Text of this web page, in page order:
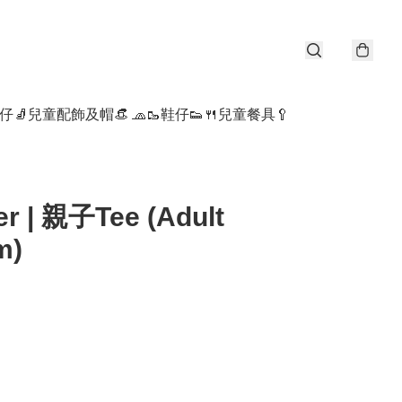
🧦 兒童配飾及帽👒 🧢🥾鞋仔👟 🍴兒童餐具🥄
| 親子Tee (Adult